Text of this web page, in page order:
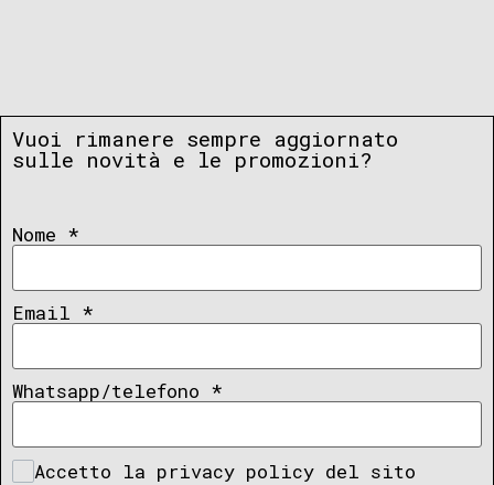
Vuoi rimanere sempre aggiornato
sulle novità e le promozioni?
Nome *
Email *
Whatsapp/telefono *
Accetto la privacy policy del sito